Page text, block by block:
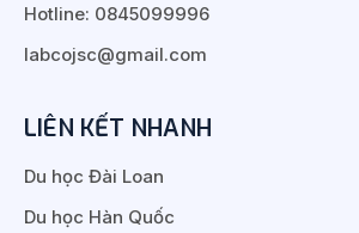
Hotline: 0845099996
labcojsc@gmail.com
LIÊN KẾT NHANH
Du học Đài Loan
Du học Hàn Quốc